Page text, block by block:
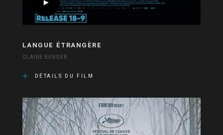
LANGUE ÉTRANGÈRE
CLAIRE BURGER
DÉTAILS DU FILM